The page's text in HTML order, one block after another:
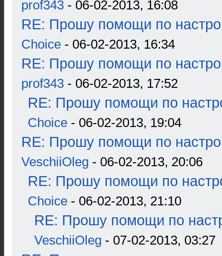
prof343 - 06-02-2013, 16:08
RE: Прошу помощи по
Choice - 06-02-2013, 16:34
RE: Прошу помощи по
prof343 - 06-02-2013, 17:52
RE: Прошу помощи по
Choice - 06-02-2013, 19:04
RE: Прошу помощи по
VeschiiOleg - 06-02-2013, 20:06
RE: Прошу помощи по
Choice - 06-02-2013, 21:10
RE: Прошу помощи по
VeschiiOleg - 07-02-2013, 03:27